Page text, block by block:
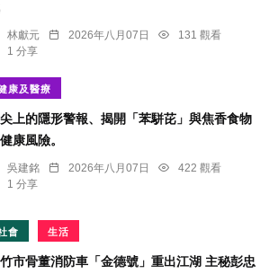
林獻元 2026年八月07日
131 觀看
1 分享
康及醫療
上的隱形警報、揭開「苯駢芘」與焦香食物
康風險。
吳建銘 2026年八月07日
422 觀看
1 分享
會 生活
市骨董消防車「金德號」重出江湖 主秘彭忠